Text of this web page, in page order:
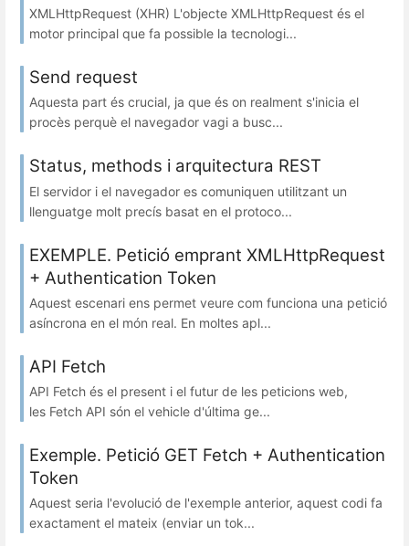
XMLHttpRequest (XHR) L'objecte XMLHttpRequest és el
motor principal que fa possible la tecnologi...
Send request
Aquesta part és crucial, ja que és on realment s'inicia el
procès perquè el navegador vagi a busc...
Status, methods i arquitectura REST
El servidor i el navegador es comuniquen utilitzant un
llenguatge molt precís basat en el protoco...
EXEMPLE. Petició emprant XMLHttpRequest
+ Authentication Token
Aquest escenari ens permet veure com funciona una petició
asíncrona en el món real. En moltes apl...
API Fetch
API Fetch és el present i el futur de les peticions web,
les Fetch API són el vehicle d'última ge...
Exemple. Petició GET Fetch + Authentication
Token
Aquest seria l'evolució de l'exemple anterior, aquest codi fa
exactament el mateix (enviar un tok...